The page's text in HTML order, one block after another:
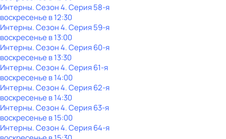
Интерны. Сезон 4. Серия 58-я
воскресенье в12:30
Интерны. Сезон 4. Серия 59-я
воскресенье в13:00
Интерны. Сезон 4. Серия 60-я
воскресенье в13:30
Интерны. Сезон 4. Серия 61-я
воскресенье в14:00
Интерны. Сезон 4. Серия 62-я
воскресенье в14:30
Интерны. Сезон 4. Серия 63-я
воскресенье в15:00
Интерны. Сезон 4. Серия 64-я